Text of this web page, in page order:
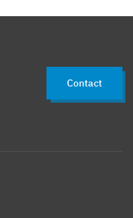
Contact